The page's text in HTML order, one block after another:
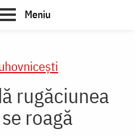
Meniu
rugăciunea
roagă